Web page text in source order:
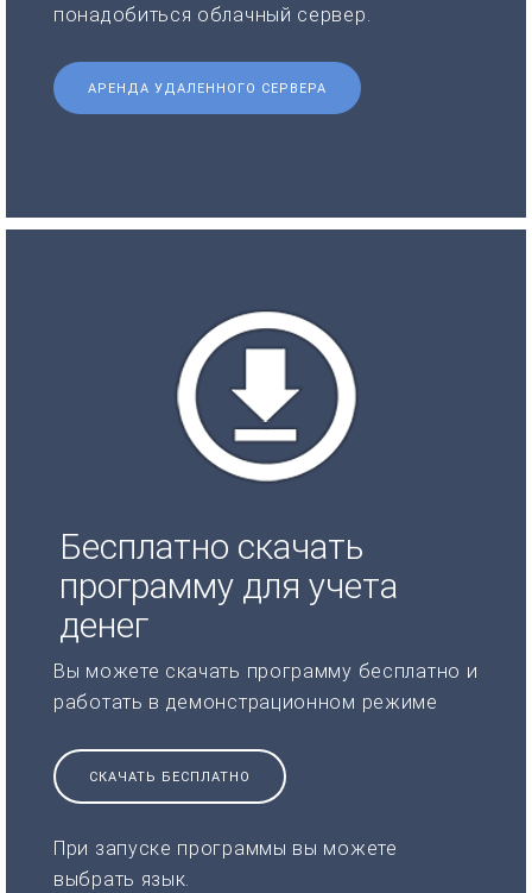
понадобиться облачный сервер.
АРЕНДА УДАЛЕННОГО СЕРВЕРА
Бесплатно скачать
программу для учета
денег
Вы можете скачать программу бесплатно и
работать в демонстрационном режиме
СКАЧАТЬ БЕСПЛАТНО
При запуске программы вы можете
выбрать язык.